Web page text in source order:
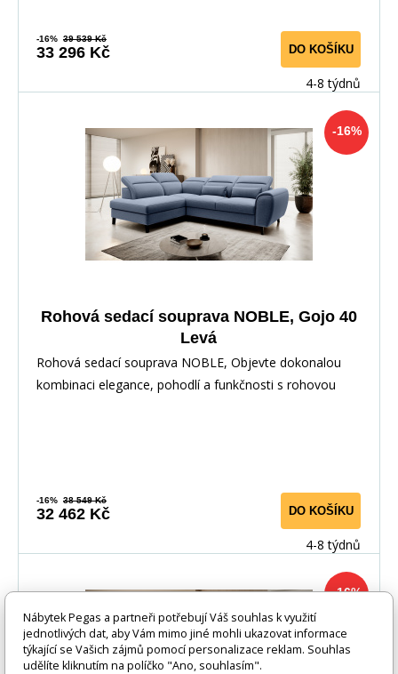
-16% 39 539 Kč
33 296 Kč DO KOŠÍKU
4-8 týdnů
-16%
Rohová sedací souprava NOBLE, Gojo 40
Levá
Rohová sedací souprava NOBLE, Objevte dokonalou
kombinaci elegance, pohodlí a funkčnosti s rohovou
-16% 38 549 Kč
32 462 Kč DO KOŠÍKU
4-8 týdnů
-16%
Nábytek Pegas a partneři potřebují Váš souhlas k využití
jednotlivých dat, aby Vám mimo jiné mohli ukazovat informace
týkající se Vašich zájmů pomocí personalizace reklam. Souhlas
udělíte kliknutím na políčko "Ano, souhlasím".